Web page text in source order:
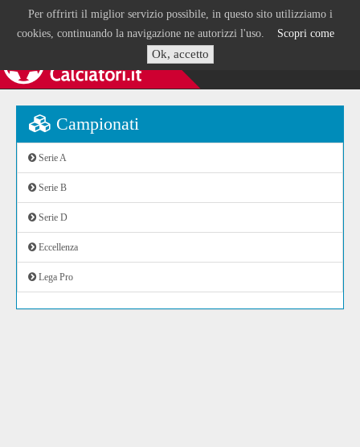
Per offrirti il miglior servizio possibile, in questo sito utilizziamo i
cookies, continuando la navigazione ne autorizzi l'uso. Scopri come
Ok, accetto
Campionati
Serie A
Serie B
Serie D
Eccellenza
Lega Pro